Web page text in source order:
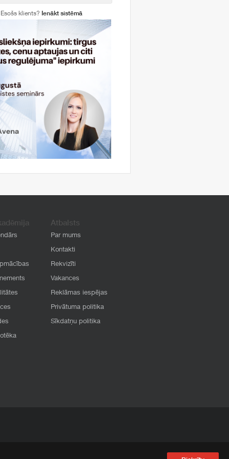
Esošs klients? Ienākt sistēmā
Atbalsts
Par mums
Kontakti
Rekvizīti
Vakances
Reklāmas iespējas
Privātuma politika
Sīkdatņu politika